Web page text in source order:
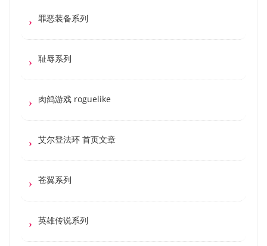
罪恶装备系列
耻辱系列
肉鸽游戏 roguelike
艾尔登法环 首页文章
苍翼系列
英雄传说系列